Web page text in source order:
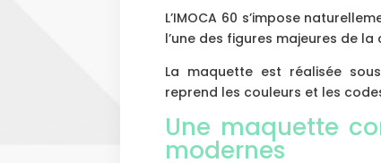
L’IMOCA 60 s’impose
l’une des figures majeures de
La maquette est réalisée
reprend les couleurs et les
Une maquette
modernes